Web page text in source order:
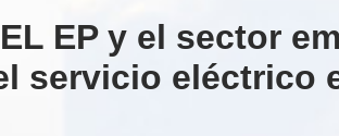
EP y el sector
servicio eléctrico